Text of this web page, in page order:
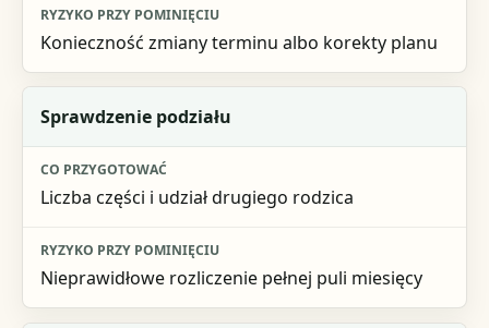
Konieczność zmiany terminu albo korekty planu
Sprawdzenie podziału
Liczba części i udział drugiego rodzica
Nieprawidłowe rozliczenie pełnej puli miesięcy